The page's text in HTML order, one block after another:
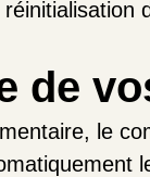
de
le